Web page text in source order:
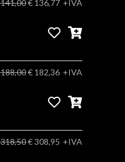
€ 136,77 +IVA
€ 182,36 +IVA
€ 308,95 +IVA